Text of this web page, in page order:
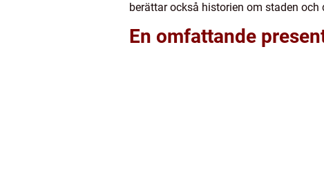
berättar också historien om staden
En omfattande